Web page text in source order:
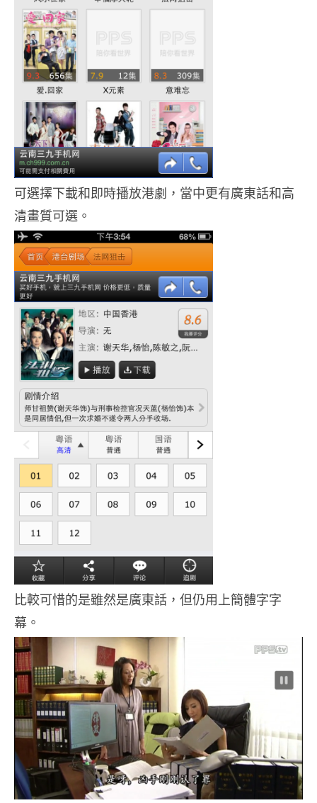
可選擇下載和即時播放港劇，當中更有廣東話和高
清畫質可選。
比較可惜的是雖然是廣東話，但仍用上簡體字字
幕。